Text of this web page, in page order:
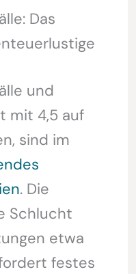
Das
und
mit 4,5 auf
sind im
. Die
Schlucht
etwa
festes